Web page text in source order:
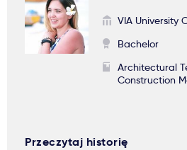
VIA University
Bachelor
Architectural
Construction
Przeczytaj historię